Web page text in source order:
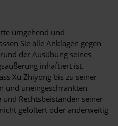
umgehend und
Sie alle Anklagen gegen
der Ausübung seines
inhaftiert ist.
Xu Zhiyong bis zu seiner
und uneingeschränkten
Rechtsbeiständen seiner
gefoltert oder anderweitig